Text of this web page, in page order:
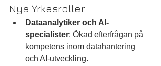
Nya Yrkesroller
Dataanalytiker och AI-
specialister: Ökad efterfrågan på
kompetens inom datahantering
och AI-utveckling.